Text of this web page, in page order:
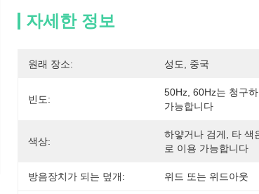
자세한 정보
원래 장소: 성도, 중국
빈도:
50Hz, 60Hz는 청구
가능합니다
색상:
하얗거나 검게, 타 색
로 이용 가능합니다
방음장치가 되는 덮개: 위드 또는 위드아웃